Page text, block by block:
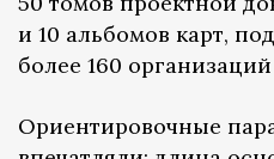
и 10 альбомов карт,
более 160
Ориентировочные